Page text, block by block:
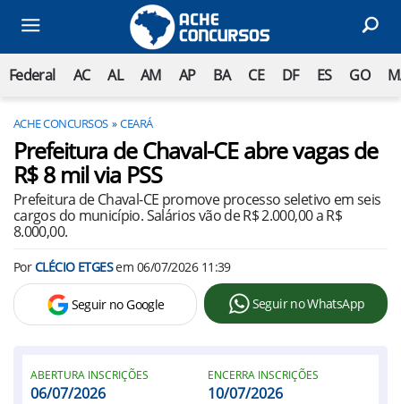
Federal AC AL AM AP BA CE DF ES GO
ACHE CONCURSOS CEARÁ
Prefeitura de Chaval-CE abre vagas de
R$ 8 mil via PSS
Prefeitura de Chaval-CE promove processo seletivo em seis
cargos do município. Salários vão de R$ 2.000,00 a R$
8.000,00.
PorCLÉCIO ETGESem 06/07/2026 11:39
Seguir no Google Seguir no WhatsApp
ABERTURA INSCRIÇÕES
06/07/2026
ENCERRA INSCRIÇÕES
10/07/2026